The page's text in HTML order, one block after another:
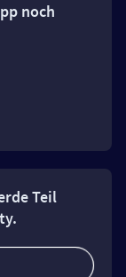
noch
Teil